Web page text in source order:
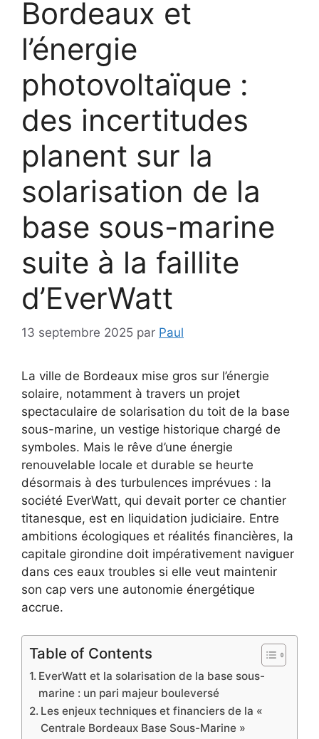
Bordeaux et
l’énergie
photovoltaïque :
des incertitudes
planent sur la
solarisation de la
base sous-marine
suite à la faillite
d’EverWatt
13 septembre 2025 par Paul
La ville de Bordeaux mise gros sur l’énergie
solaire, notamment à travers un projet
spectaculaire de solarisation du toit de la base
sous-marine, un vestige historique chargé de
symboles. Mais le rêve d’une énergie
renouvelable locale et durable se heurte
désormais à des turbulences imprévues : la
société EverWatt, qui devait porter ce chantier
titanesque, est en liquidation judiciaire. Entre
ambitions écologiques et réalités financières, la
capitale girondine doit impérativement naviguer
dans ces eaux troubles si elle veut maintenir
son cap vers une autonomie énergétique
accrue.
Table of Contents
EverWatt et la solarisation de la base sous-
marine : un pari majeur bouleversé
Les enjeux techniques et financiers de la «
Centrale Bordeaux Base Sous-Marine »